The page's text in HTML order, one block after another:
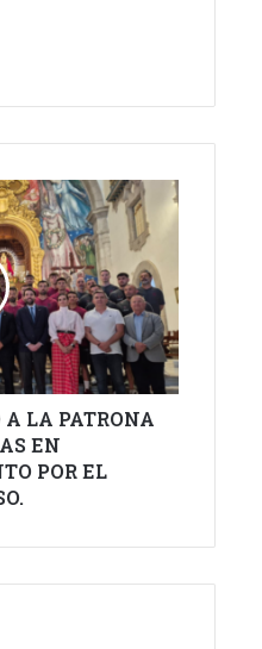
LA PATRONA
EN
POR EL